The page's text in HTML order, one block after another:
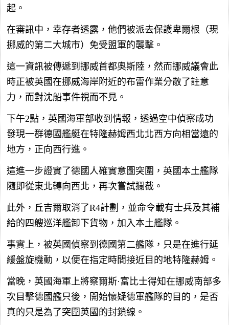
起。
在審訊中，幸存者透露，他們被派去保護卑爾根（現
挪威的第二大城市）免受盟軍的襲擊。
這一資訊被傳遞到挪威首都奧斯陸，然而挪威議會此
時正被英國在挪威海岸附近的布雷作業分散了註意
力，而對沈船事件視而不見。
下午2點，英國海軍部收到情報，透過空中偵察成功
發現一群德國艦艇在特隆赫姆西北北西方向相當遠的
地方，正向西行進。
這進一步證實了德國人確實意圖突圍，英國本土艦隊
隨即從東北轉向西北，再次嘗試攔截。
此外，丘吉爾取消了R4計劃，並命令載有士兵及其補
給的四艘巡洋艦卸下貨物，加入本土艦隊。
事實上，被英國偵察到德國第二艦隊，只是在進行延
緩盤旋機動，以便在指定時間接近目的地特隆赫姆。
當晚，英國海軍上將察爾斯·富比士得知在挪威南部多
次目擊德國艦只後，開始懷疑德軍艦隊的目的，是否
真的只是為了突圍英國的封鎖線。